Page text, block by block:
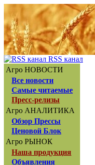
RSS канал
Агро НОВОСТИ
Все новости
Самые читаемые
Пресс-релизы
Агро АНАЛИТИКА
Обзор Прессы
Ценовой Блок
Агро РЫНОК
Наша продукция
Объявления